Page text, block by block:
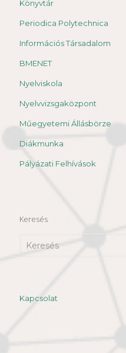
Könyvtár
Periodica Polytechnica
Információs Társadalom
BMENET
Nyelviskola
Nyelvvizsgaközpont
Műegyetemi Állásbörze
Diákmunka
Pályázati Felhívások
Keresés
Kapcsolat